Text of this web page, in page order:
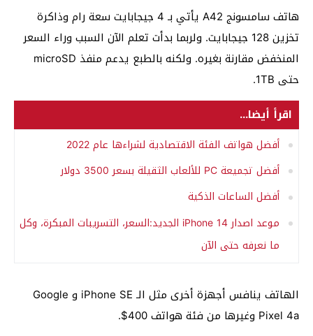
هاتف سامسونج A42 يأتي بـ 4 جيجابايت سعة رام وذاكرة
تخزين 128 جيجابايت. ولربما بدأت تعلم الآن السبب وراء السعر
المنخفض مقارنة بغيره. ولكنه بالطبع يدعم منفذ microSD
حتى 1TB.
اقرأ أيضا...
أفضل هواتف الفئة الاقتصادية لشراءها عام 2022
أفضل تجميعة PC للألعاب الثقيلة بسعر 3500 دولار
أفضل الساعات الذكية
موعد اصدار iPhone 14 الجديد:السعر، التسريبات المبكرة، وكل
ما نعرفه حتى الآن
الهاتف ينافس أجهزة أخرى مثل الـ iPhone SE و Google
Pixel 4a وغيرها من فئة هواتف 400$.